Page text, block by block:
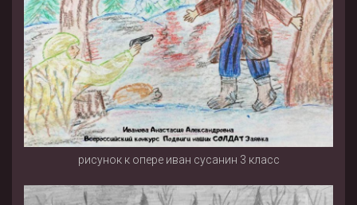
рисунок к опере иван сусанин 3 класс